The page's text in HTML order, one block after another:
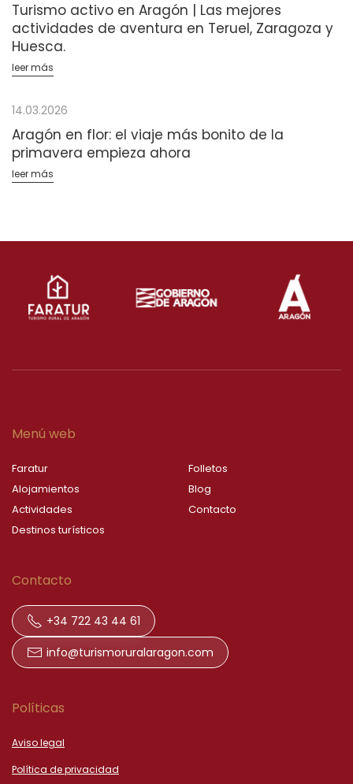
Turismo activo en Aragón | Las mejores
actividades de aventura en Teruel, Zaragoza y
Huesca.
leer más
14.03.2026
Aragón en flor: el viaje más bonito de la
primavera empieza ahora
leer más
Menú web
Faratur
Alojamientos
Actividades
Destinos turísticos
Folletos
Blog
Contacto
Contacto
+34 722 43 44 61
info@turismoruralaragon.com
Políticas
Aviso legal
Política de privacidad